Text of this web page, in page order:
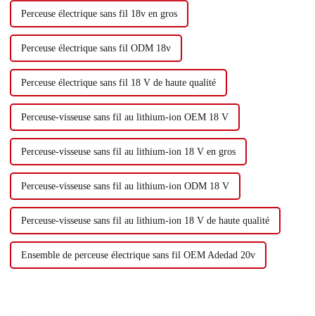
Perceuse électrique sans fil 18v en gros
Perceuse électrique sans fil ODM 18v
Perceuse électrique sans fil 18 V de haute qualité
Perceuse-visseuse sans fil au lithium-ion OEM 18 V
Perceuse-visseuse sans fil au lithium-ion 18 V en gros
Perceuse-visseuse sans fil au lithium-ion ODM 18 V
Perceuse-visseuse sans fil au lithium-ion 18 V de haute qualité
Ensemble de perceuse électrique sans fil OEM Adedad 20v